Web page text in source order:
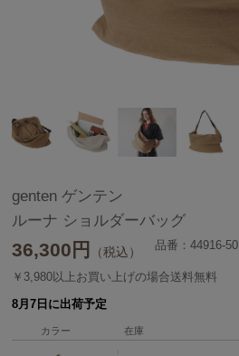
genten ゲンテン
ルーナ ショルダーバッグ
36,300 円 （税込） 品番：44916-50
￥3,980以上お買い上げの場合送料無料
8月7日に出荷予定
カラー 在庫